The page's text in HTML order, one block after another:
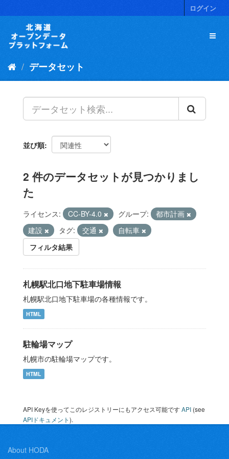
キ
ログイン
データセット
並び順
2 件のデータセットが見つかりまし
た
ライセンス: CC-BY-4.0 グループ:
都市計画
建設
タグ: 交通
自転車
フィルタ結果
札幌駅北口地下駐車場情報
札幌駅北口地下駐車場の各種情報です。
HTML
駐輪場マップ
札幌市の駐輪場マップです。
HTML
API Keyを使ってこのレジストリーにもアクセス可能ですAPI (see
APIドキュメント).
About HODA